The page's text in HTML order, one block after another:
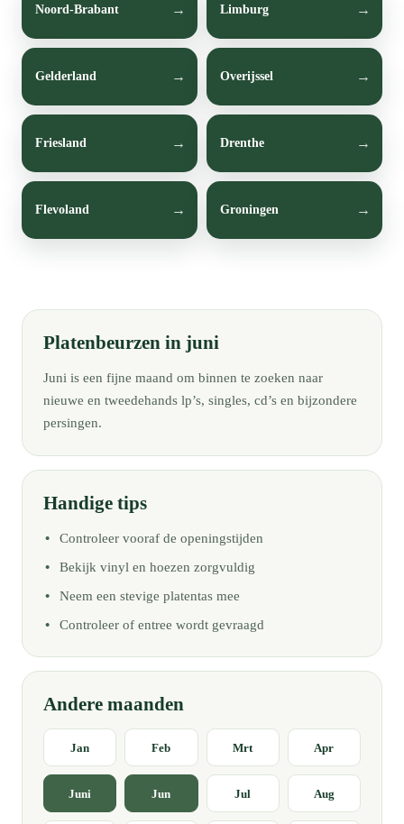
Noord-Brabant Limburg
Gelderland Overijssel
Friesland Drenthe
Flevoland Groningen
Platenbeurzen in juni
Juni is een fijne maand om binnen te zoeken naar
nieuwe en tweedehands lp’s, singles, cd’s en bijzondere
persingen.
Handige tips
Controleer vooraf de openingstijden
Bekijk vinyl en hoezen zorgvuldig
Neem een stevige platentas mee
Controleer of entree wordt gevraagd
Andere maanden
Jan Feb Mrt Apr
Juni Jun Jul Aug